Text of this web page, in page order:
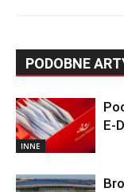
PODOBNE
INNE
E-